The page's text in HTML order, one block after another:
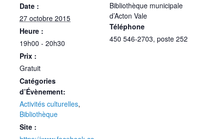
Date :
27 octobre 2015
Heure :
19h00 - 20h30
Prix :
Gratuit
Catégories
d’Évènement:
Activités culturelles,
Bibliothèque
Site :
Bibliothèque municipale
d’Acton Vale
Téléphone
450 546-2703, poste 252